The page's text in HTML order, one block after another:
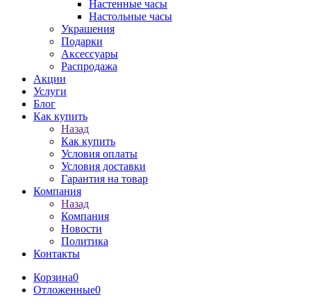
Настенные часы
Настольные часы
Украшения
Подарки
Аксессуары
Распродажа
Акции
Услуги
Блог
Как купить
Назад
Как купить
Условия оплаты
Условия доставки
Гарантия на товар
Компания
Назад
Компания
Новости
Политика
Контакты
Корзина0
Отложенные0